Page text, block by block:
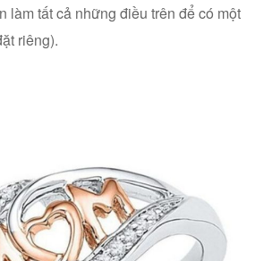
làm tất cả những điều trên để có một
riêng).